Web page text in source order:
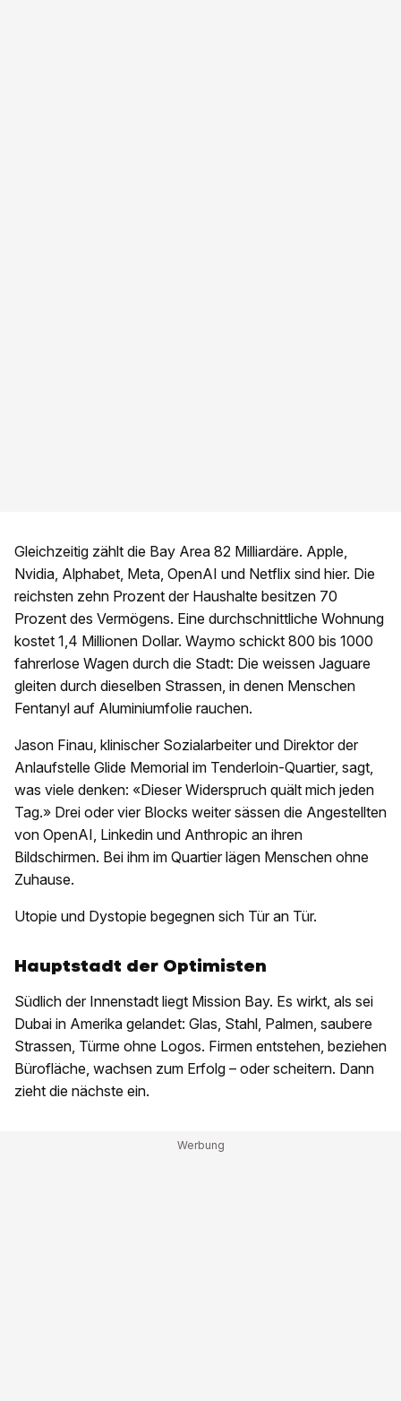
Gleichzeitig zählt die Bay Area 82 Milliardäre. Apple,
Nvidia, Alphabet, Meta, OpenAI und Netflix sind hier. Die
reichsten zehn Prozent der Haushalte besitzen 70
Prozent des Vermögens. Eine durchschnittliche Wohnung
kostet 1,4 Millionen Dollar. Waymo schickt 800 bis 1000
fahrerlose Wagen durch die Stadt: Die weissen Jaguare
gleiten durch dieselben Strassen, in denen Menschen
Fentanyl auf Aluminiumfolie rauchen.
Jason Finau, klinischer Sozialarbeiter und Direktor der
Anlaufstelle Glide Memorial im Tenderloin-Quartier, sagt,
was viele denken: «Dieser Widerspruch quält mich jeden
Tag.» Drei oder vier Blocks weiter sässen die Angestellten
von OpenAI, Linkedin und Anthropic an ihren
Bildschirmen. Bei ihm im Quartier lägen Menschen ohne
Zuhause.
Utopie und Dystopie begegnen sich Tür an Tür.
Hauptstadt der Optimisten
Südlich der Innenstadt liegt Mission Bay. Es wirkt, als sei
Dubai in Amerika gelandet: Glas, Stahl, Palmen, saubere
Strassen, Türme ohne Logos. Firmen entstehen, beziehen
Bürofläche, wachsen zum Erfolg – oder scheitern. Dann
zieht die nächste ein.